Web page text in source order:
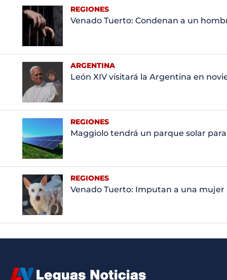
REGIONES
Venado Tuerto: Condenan a un
ARGENTINA
León XIV visitará la Argentina en
REGIONES
Maggiolo tendrá un parque solar
REGIONES
Venado Tuerto: Imputan a una